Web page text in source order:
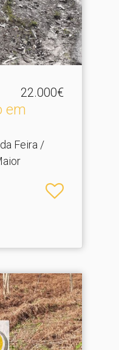
22.000€
em
Feira /